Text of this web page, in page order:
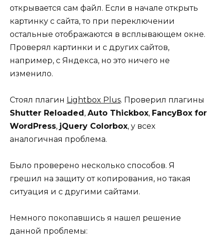
открывается сам файл. Если в начале открыть
картинку с сайта, то при переключении
остальные отображаются в всплывающем окне.
Проверял картинки и с других сайтов,
например, с Яндекса, но это ничего не
изменило.
Стоял плагин Lightbox Plus. Проверил плагины
Shutter Reloaded, Auto Thickbox, FancyBox for
WordPress, jQuery Colorbox, у всех
аналогичная проблема.
Было проверено несколько способов. Я
грешил на защиту от копирования, но такая
ситуация и с другими сайтами.
Немного покопавшись я нашел решение
данной проблемы: